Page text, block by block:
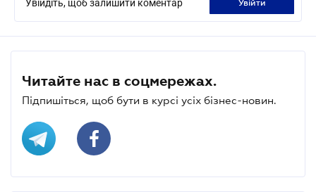
Увійдіть, щоб залишити коментар увійти
Читайте нас в соцмережах.
Підпишіться, щоб бути в курсі усіх бізнес-новин.